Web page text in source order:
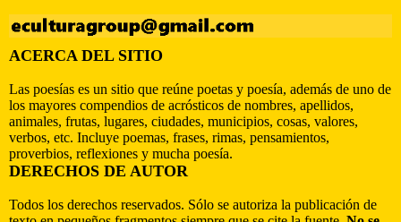
ACERCA DEL SITIO
Las poesías es un sitio que reúne poetas y poesía, además de uno de
los mayores compendios de acrósticos de nombres, apellidos,
animales, frutas, lugares, ciudades, municipios, cosas, valores,
verbos, etc. Incluye poemas, frases, rimas, pensamientos,
proverbios, reflexiones y mucha poesía.
DERECHOS DE AUTOR
Todos los derechos reservados. Sólo se autoriza la publicación de